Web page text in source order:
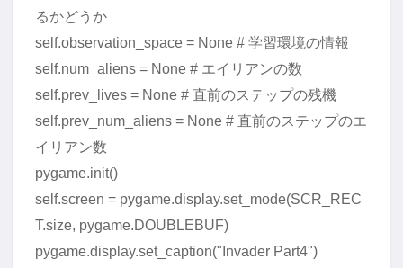
るかどうか
self.observation_space = None # 学習環境の情報
self.num_aliens = None # エイリアンの数
self.prev_lives = None # 直前のステップの残機
self.prev_num_aliens = None # 直前のステップのエ
イリアン数
pygame.init()
self.screen = pygame.display.set_mode(SCR_REC
T.size, pygame.DOUBLEBUF)
pygame.display.set_caption("Invader Part4")